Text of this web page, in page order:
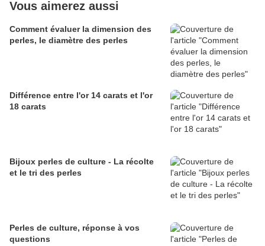
Vous aimerez aussi
Comment évaluer la dimension des
perles, le diamètre des perles
Différence entre l'or 14 carats et l'or
18 carats
Bijoux perles de culture - La récolte
et le tri des perles
Perles de culture, réponse à vos
questions